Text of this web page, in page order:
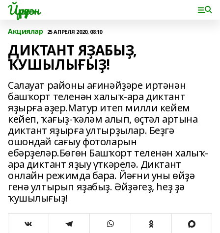
Йүрүҙән
Акциялар 25 АПРЕЛЯ 2020, 08:10
ДИКТАНТ ЯҘАБЫҘ,
ҠУШЫЛЫҒЫҘ!
Салауат районы ағинәйҙәре иртәнән
башҡорт теленән халыҡ-ара диктант
яҙырға әҙер.Матур итеп милли кейем
кейеп, ҡағыҙ-ҡәләм алып, өҫтәл артына
диктант яҙырға ултырҙылар. Беҙгә
ошондай сағыу фотоларын
ебәрҙеләр.Бөгөн Башҡорт теленән халыҡ-
ара диктант яҙыу үткәрелә. Диктант
онлайн режимда бара. Йәғни уны өйҙә
генә ултырып яҙабыҙ. Әйҙәгеҙ, һеҙ ҙә
ҡушылығыҙ!